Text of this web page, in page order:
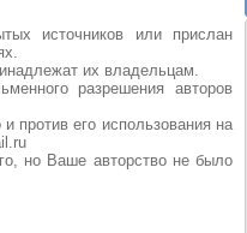
источников или прислан
их владельцам.
разрешения авторов
против его использования на
но Ваше авторство не было